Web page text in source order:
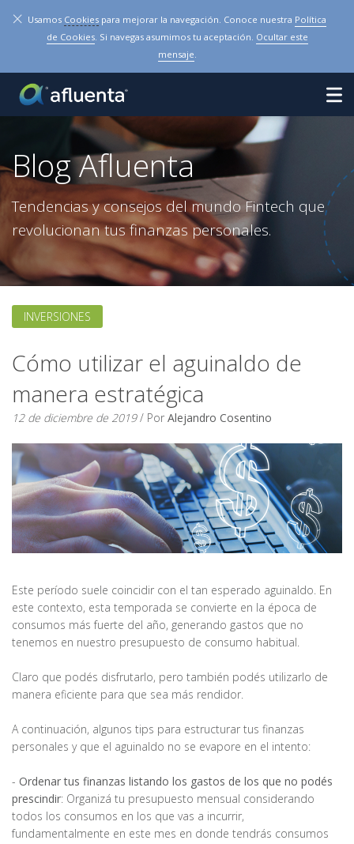
× Usamos Cookies para mejorar la navegación. Conoce nuestra Política
de Cookies. Si navegas asumimos tu aceptación. Ocultar este
mensaje.
Blog Afluenta
Tendencias y consejos del mundo Fintech que
revolucionan tus finanzas personales.
INVERSIONES
Cómo utilizar el aguinaldo de
manera estratégica
12 de diciembre de 2019/ Por Alejandro Cosentino
Este período suele coincidir con el tan esperado aguinaldo. En
este contexto, esta temporada se convierte en la época de
consumos más fuerte del año, generando gastos que no
tenemos en nuestro presupuesto de consumo habitual.
Claro que podés disfrutarlo, pero también podés utilizarlo de
manera eficiente para que sea más rendidor.
A continuación, algunos tips para estructurar tus finanzas
personales y que el aguinaldo no se evapore en el intento:
- Ordenar tus finanzas listando los gastos de los que no podés
prescindir: Organizá tu presupuesto mensual considerando
todos los consumos en los que vas a incurrir,
fundamentalmente en este mes en donde tendrás consumos